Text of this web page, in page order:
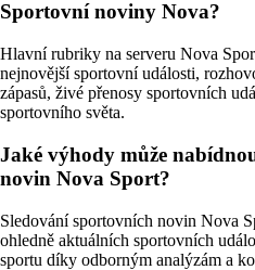
Sportovní noviny Nova?
Hlavní rubriky na serveru Nova
nejnovější sportovní události,
zápasů, živé přenosy sportovních
sportovního světa.
Jaké výhody může
novin Nova Sport?
Sledování sportovních novin Nova
ohledně aktuálních sportovních
sportu díky odborným analýzám a